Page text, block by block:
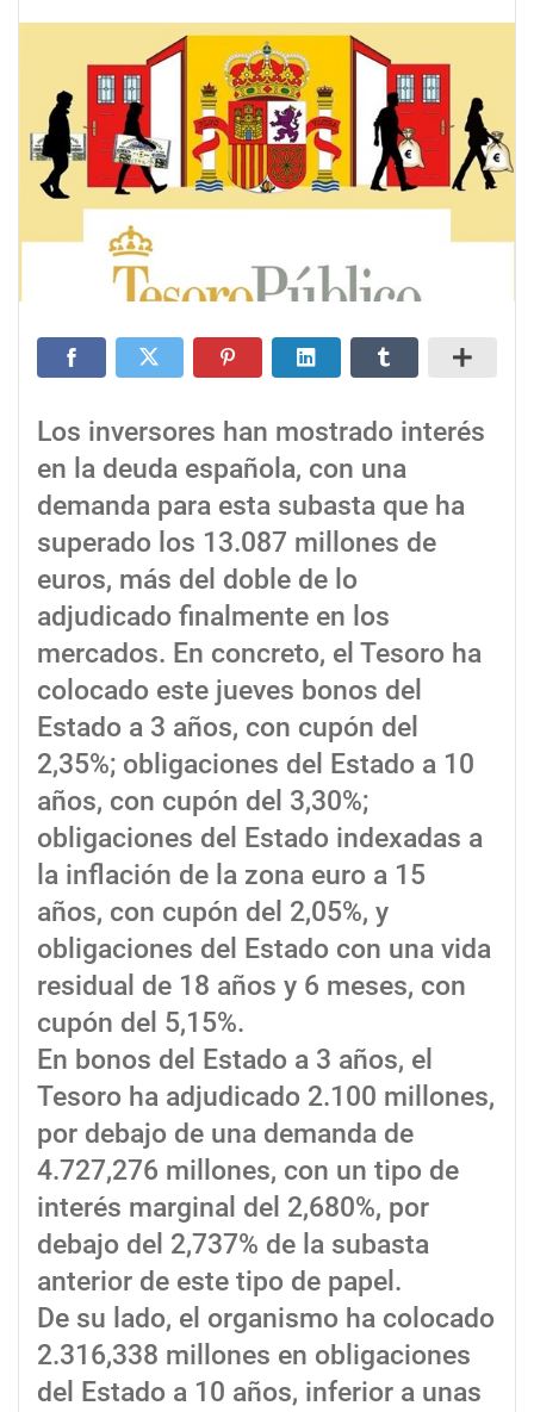
Los inversores han mostrado interés
en la deuda española, con una
demanda para esta subasta que ha
superado los 13.087 millones de
euros, más del doble de lo
adjudicado finalmente en los
mercados. En concreto, el Tesoro ha
colocado este jueves bonos del
Estado a 3 años, con cupón del
2,35%; obligaciones del Estado a 10
años, con cupón del 3,30%;
obligaciones del Estado indexadas a
la inflación de la zona euro a 15
años, con cupón del 2,05%, y
obligaciones del Estado con una vida
residual de 18 años y 6 meses, con
cupón del 5,15%.
En bonos del Estado a 3 años, el
Tesoro ha adjudicado 2.100 millones,
por debajo de una demanda de
4.727,276 millones, con un tipo de
interés marginal del 2,680%, por
debajo del 2,737% de la subasta
anterior de este tipo de papel.
De su lado, el organismo ha colocado
2.316,338 millones en obligaciones
del Estado a 10 años, inferior a unas